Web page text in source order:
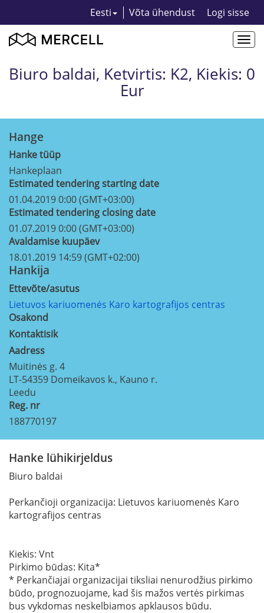
Eesti Võta ühendust Logi sisse
Biuro baldai, Ketvirtis: K2, Kiekis: 0
Eur
Hange
Hanke tüüp
Hankeplaan
Estimated tendering starting date
01.04.2019 0:00 (GMT+03:00)
Estimated tendering closing date
01.07.2019 0:00 (GMT+03:00)
Avaldamise kuupäev
18.01.2019 14:59 (GMT+02:00)
Hankija
Ettevõte/asutus
Lietuvos kariuomenės Karo kartografijos centras
Osakond
Kontaktisik
Aadress
Muitinės g. 4
LT-54359 Domeikavos k., Kauno r.
Leedu
Reg. nr
188770197
Hanke lühikirjeldus
Biuro baldai
Perkančioji organizacija: Lietuvos kariuomenės Karo
kartografijos centras
Kiekis: Vnt
Pirkimo būdas: Kita*
* Perkančiajai organizacijai tiksliai nenurodžius pirkimo
būdo, prognozuojame, kad šis mažos vertės pirkimas
bus vykdomas neskelbiamos apklausos būdu.